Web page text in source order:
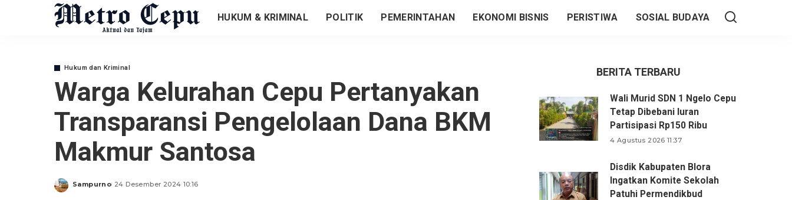
HUKUM & KRIMINAL POLITIK PEMERINTAHAN EKONOMI BISNIS PERISTIWA SOSIAL BUDAYA
Hukum dan Kriminal
Warga Kelurahan Cepu Pertanyakan
Transparansi Pengelolaan Dana BKM
Makmur Santosa
Posted
Sampurno 24 Desember 2024 10:16
BERITA TERBARU
Wali Murid SDN 1 Ngelo Cepu
Tetap Dibebani Iuran
Partisipasi Rp150 Ribu
4 Agustus 2026 11:37
Disdik Kabupaten Blora
Ingatkan Komite Sekolah
Patuhi Permendikbud